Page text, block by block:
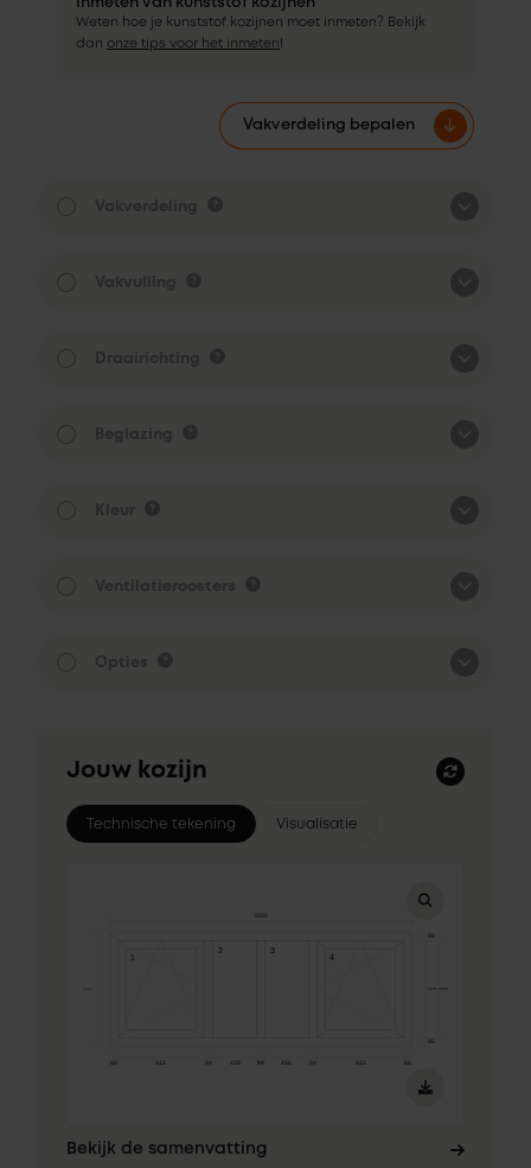
Inmeten van kunststof kozijnen
Weten hoe je kunststof kozijnen moet inmeten? Bekijk
dan onze tips voor het inmeten !
Vakverdeling bepalen
Jouw kozijn
Technische tekening Visualisatie
Bekijk de samenvatting